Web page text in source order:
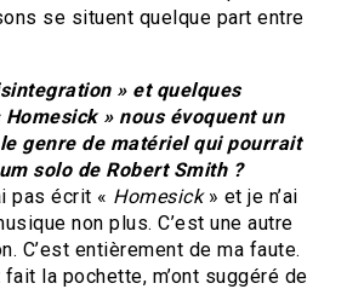
se situent quelque part entre
» et quelques
» nous évoquent un
genre de matériel qui pourrait
solo de Robert Smith ?
pas écrit « Homesick» et je n’ai
non plus. C’est une autre
C’est entièrement de ma faute.
la pochette, m’ont suggéré de